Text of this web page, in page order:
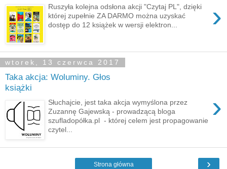
›
Ruszyła kolejna odsłona akcji "Czytaj PL", dzięki
której zupełnie ZA DARMO można uzyskać
dostęp do 12 książek w wersji elektron...
wtorek, 13 czerwca 2017
Taka akcja: Woluminy. Głos
książki
›
Słuchajcie, jest taka akcja wymyślona przez
Zuzannę Gajewską - prowadzącą bloga
szufladopółka.pl - której celem jest propagowanie
czytel...
›
Strona główna